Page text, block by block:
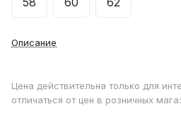
Описание
Цена действительна только для
отличаться от цен в розничных